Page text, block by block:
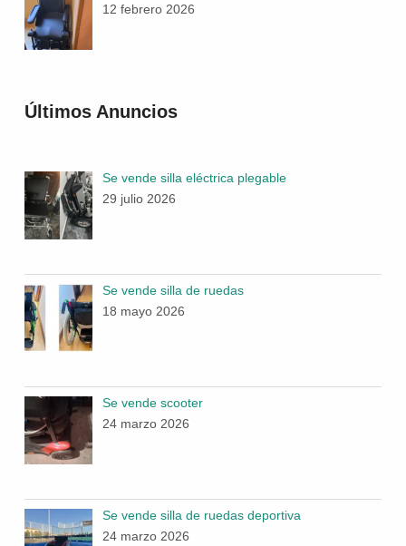
12 febrero 2026
Últimos Anuncios
Se vende silla eléctrica plegable
29 julio 2026
Se vende silla de ruedas
18 mayo 2026
Se vende scooter
24 marzo 2026
Se vende silla de ruedas deportiva
24 marzo 2026